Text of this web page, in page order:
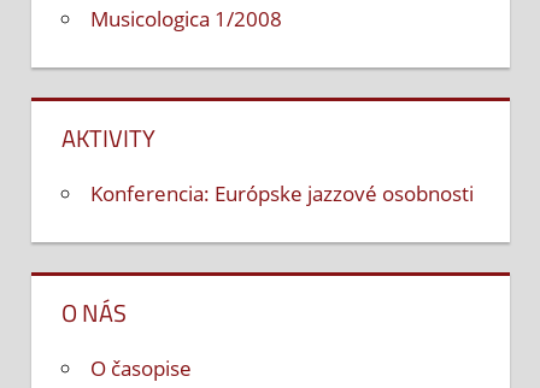
Musicologica 1/2008
AKTIVITY
Konferencia: Európske jazzové osobnosti
O NÁS
O časopise